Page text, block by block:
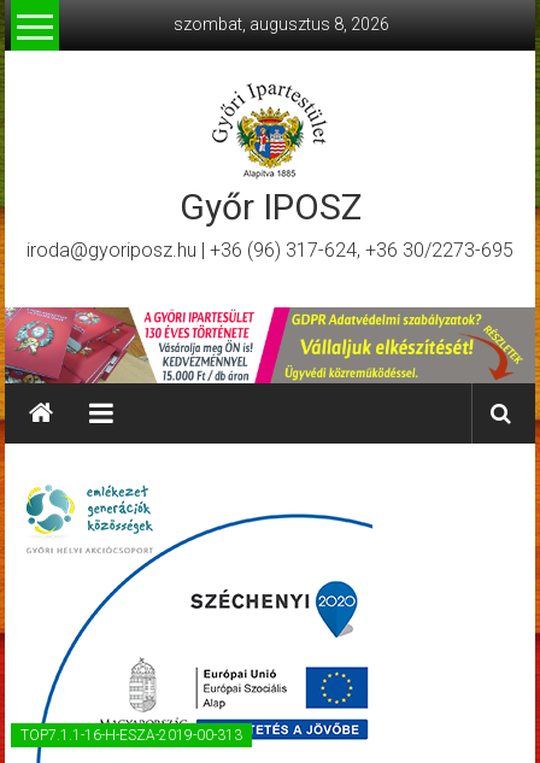
Skip
to
content
szombat, augusztus 8, 2026
Győr IPOSZ
iroda@gyoriposz.hu | +36 (96) 317-624, +36 30/2273-695
TOP7.1.1-16-H-ESZA-2019-00-313